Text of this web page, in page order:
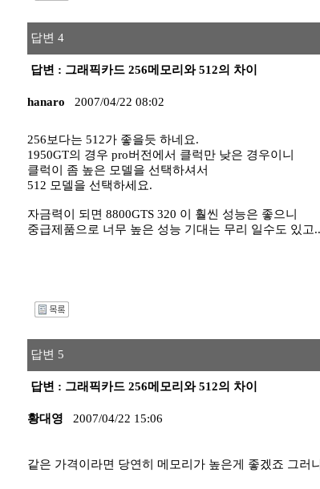
답변 4
답변 : 그래픽카드 256메모리와 512의 차이
hanaro 2007/04/22 08:02
256보다는 512가 좋을듯 하네요.
1950GT의 경우 pro버전에서 클럭만 낮은 경우이니
클럭이 좀 높은 모델을 선택하셔서
512 모델을 선택하세요.
자금력이 되면 8800GTS 320 이 훨씬 성능은 좋으니
중급제품으로 너무 높은 성능 기대는 무리 일수도 있고..
답변 5
답변 : 그래픽카드 256메모리와 512의 차이
황대영 2007/04/22 15:06
같은 가격이라면 당연히 메모리가 높은게 좋겠죠 그